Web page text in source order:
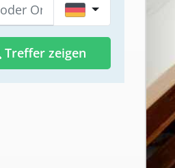
DE
Treffer zeigen